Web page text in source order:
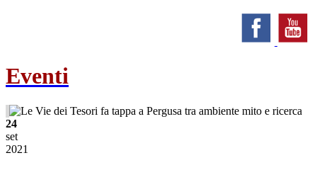
Eventi
24
set
2021